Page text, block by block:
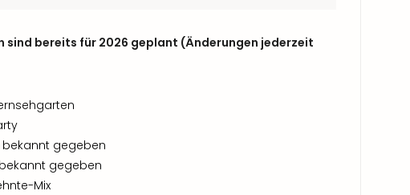
sind bereits für 2026 geplant (Änderungen jederzeit
bekannt gegeben
gegeben
Mix